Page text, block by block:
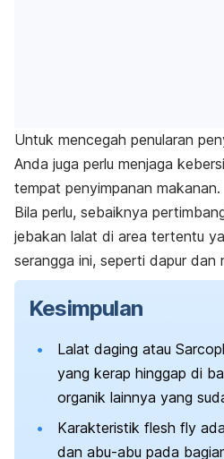
Untuk mencegah penularan
Anda juga perlu menjaga
tempat penyimpanan makanan.
Bila perlu, sebaiknya
jebakan lalat di area tertentu
serangga ini, seperti dapur dan
Kesimpulan
Lalat daging atau
yang kerap hinggap di
organik lainnya yang
Karakteristik flesh fly
dan abu-abu pada